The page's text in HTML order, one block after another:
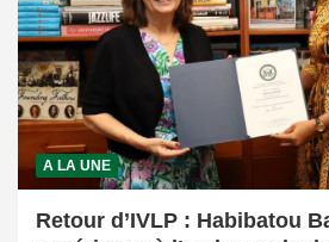
A LA UNE
Retour d’IVLP : Habibatou